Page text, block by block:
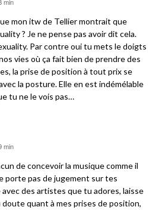
min
mon itw de Tellier montrait que
? Je ne pense pas avoir dit cela.
Par contre oui tu mets le doigts
vies où ça fait bien de prendre des
la prise de position à tout prix se
la posture. Elle en est indémélable
tu ne le vois pas…
min
de concevoir la musique comme il
porte pas de jugement sur tes
des artistes que tu adores, laisse
quant à mes prises de position,